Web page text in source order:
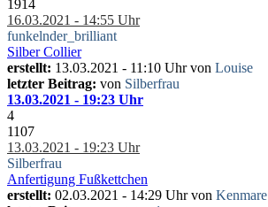
1914
16.03.2021 - 14:55 Uhr
funkelnder_brilliant
Silber Collier
erstellt: 13.03.2021 - 11:10 Uhr von Louise
letzter Beitrag: von Silberfrau
13.03.2021 - 19:23 Uhr
4
1107
13.03.2021 - 19:23 Uhr
Silberfrau
Anfertigung Fußkettchen
erstellt: 02.03.2021 - 14:29 Uhr von Kenmare